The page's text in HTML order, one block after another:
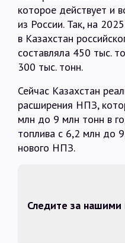
которое действует и
из России. Так, на
в Казахстан
составляла 450 тыс.
300 тыс. тонн.
Сейчас Казахстан
расширения НПЗ,
млн до 9 млн тонн в
топлива с 6,2 млн до
нового НПЗ.
Следите за